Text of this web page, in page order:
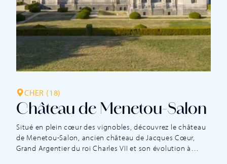
CHER (18)
Château de Menetou-Salon
Situé en plein cœur des vignobles, découvrez le château
de Menetou-Salon, ancien château de Jacques Cœur,
Grand Argentier du roi Charles VII et son évolution à